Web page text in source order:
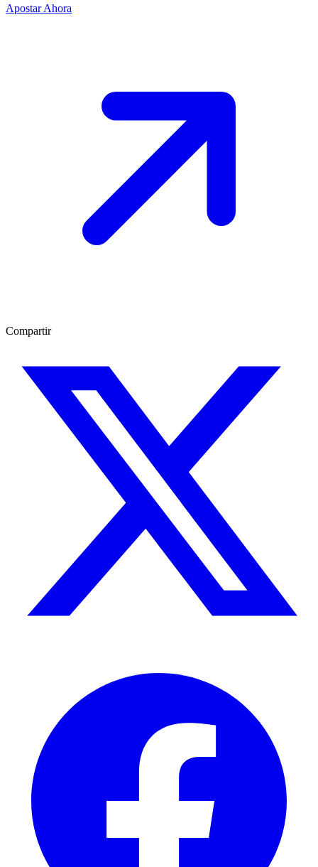
Apostar Ahora
Compartir